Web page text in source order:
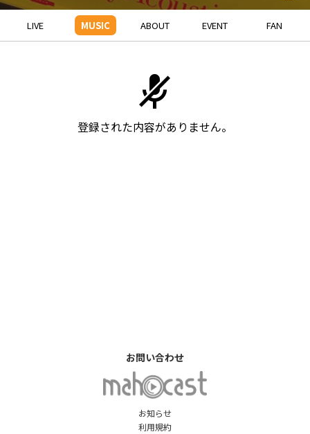
LIVE MUSIC ABOUT EVENT FAN
登録された内容がありません。
お知らせ
利用規約
お問い合わせ